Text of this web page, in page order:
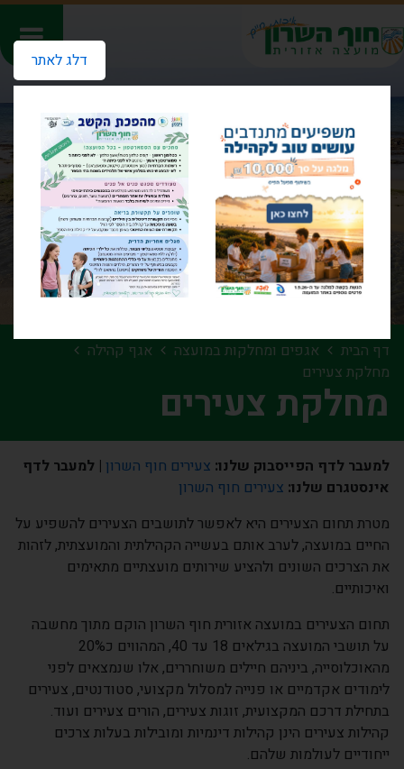
דלג לאתר
דף הבית אגפים ומחלקות במועצה
אגף קהילה
מחלקת צעירים
מחלקת צעירים
למעבר לדף הפייסבוק שלנו: צעירים חוף השרון | למעבר לדף
אינסטגרם שלנו: צעירים חוף השרון
מטרת תחום הצעירים היא לאפשר לתושבים הצעירים להשפיע על
החיים במועצה, לערב אותם בעשייה הקהילתית והמועצתית, לזהות
את הצרכים השונים ולהציע שירותים מועצתיים מתאימים
ואיכותיים.
תחום הצעירים במועצה אזורית חוף השרון הוקם מתוך מחשבה
על תושבי המועצה בגילאים 18 עד
40
, המהווים כ20%
מהאוכלוסייה, ביניהם חיילים משוחררים, אלו שנמצאים לפני
לימודים אקדמיים או פנייה למסלול מקצועי, סטודנטים, צעירים
בתחילת דרכם המקצועית, זוגות צעירים, הורים צעירים ועוד.
קהילות צעירים הינן קהילות דינמיות ומובילות בעלות צרכים
ייחודיים לעולמות שלהם.